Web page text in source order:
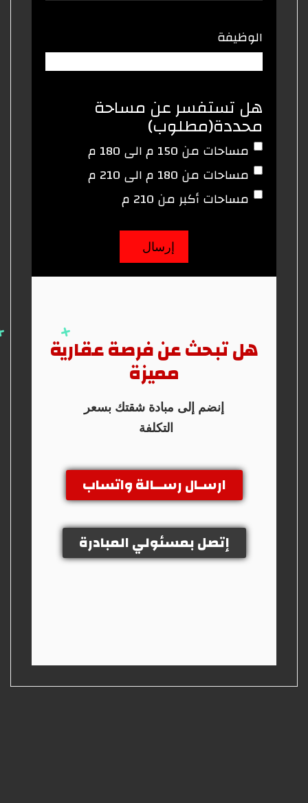
الوظيفة
هل تستفسر عن مساحة
محددة(مطلوب)
مساحات من 150 م الى 180 م
مساحات من 180 م الى 210 م
مساحات أكبر من 210 م
هل تبحث عن فرصة عقارية
مميزة
إنضم إلى مبادة شقتك بسعر
التكلفة
ارسـال رســالة واتساب
إتصل بمسئولي المبادرة